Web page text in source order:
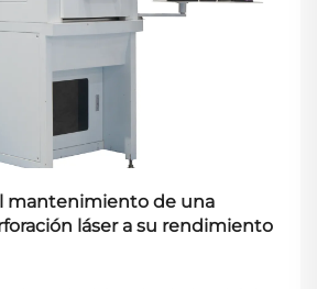
mantenimiento de una
láser a su rendimiento